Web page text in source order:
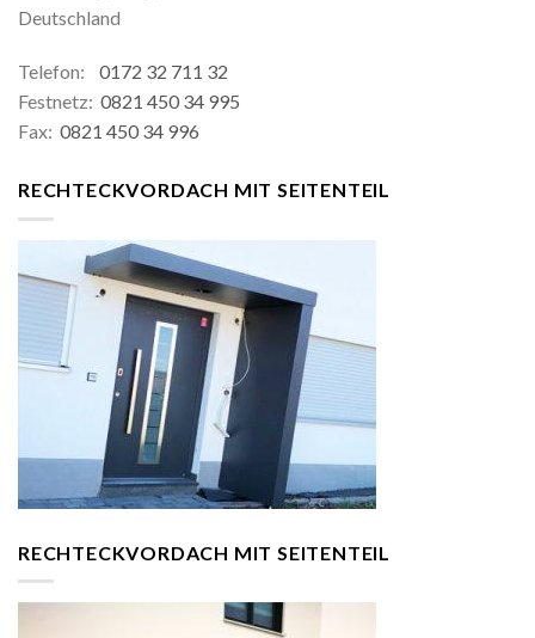
Deutschland
Telefon: 0172 32 711 32
Festnetz: 0821 450 34 995
Fax: 0821 450 34 996
RECHTECKVORDACH MIT SEITENTEIL
RECHTECKVORDACH MIT SEITENTEIL